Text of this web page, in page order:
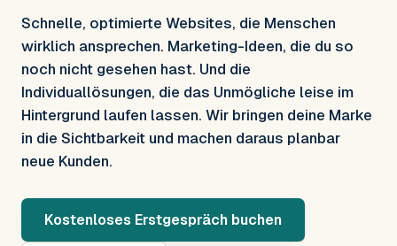
Schnelle, optimierte Websites, die Menschen
wirklich ansprechen. Marketing-Ideen, die du so
noch nicht gesehen hast. Und die
Individuallösungen, die das Unmögliche leise im
Hintergrund laufen lassen. Wir bringen deine Marke
in die Sichtbarkeit und machen daraus planbar
neue Kunden.
Kostenloses Erstgespräch buchen